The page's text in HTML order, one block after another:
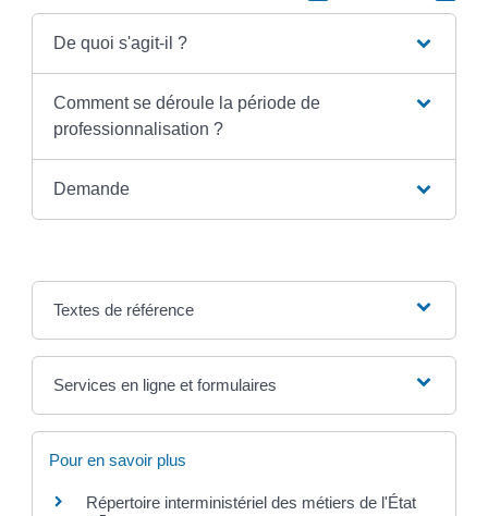
De quoi s'agit-il ?
Comment se déroule la période de
professionnalisation ?
Demande
Textes de référence
Services en ligne et formulaires
Pour en savoir plus
Répertoire interministériel des métiers de l'État